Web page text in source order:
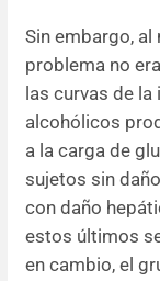
Sin embargo, al
problema no
las curvas de
alcohólicos
a la carga de
sujetos sin
con daño
estos últimos
en cambio, el